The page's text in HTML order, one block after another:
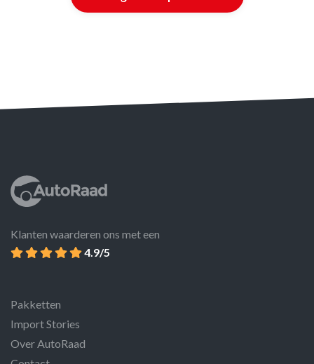
Klanten waarderen ons met een
4.9/5
Pakketten
Import Stories
Over AutoRaad